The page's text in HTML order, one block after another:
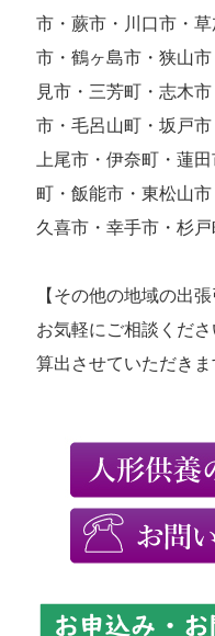
市・蕨市・川口市・
市・鶴ヶ島市・狭山
見市・三芳町・志木
市・毛呂山町・坂戸
上尾市・伊奈町・蓮
町・飯能市・東松山
久喜市・幸手市・杉
【その他の地域の出張
お気軽にご相談くだ
算出させていただきま